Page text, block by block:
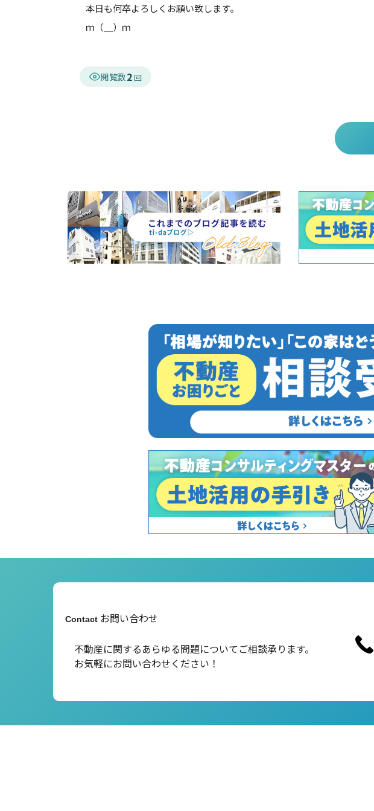
本日も何卒よろしくお願い致します。
ｍ（＿）ｍ
閲覧数2
Contact お問い合わせ
不動産に関するあらゆる問題についてご相談承ります。
お気軽にお問い合わせください！